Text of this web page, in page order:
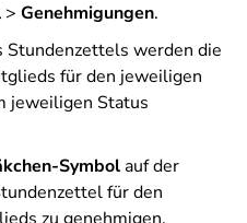
> Genehmigungen.
Stundenzettels werden die
für den jeweiligen
jeweiligen Status
Symbolauf der
für den